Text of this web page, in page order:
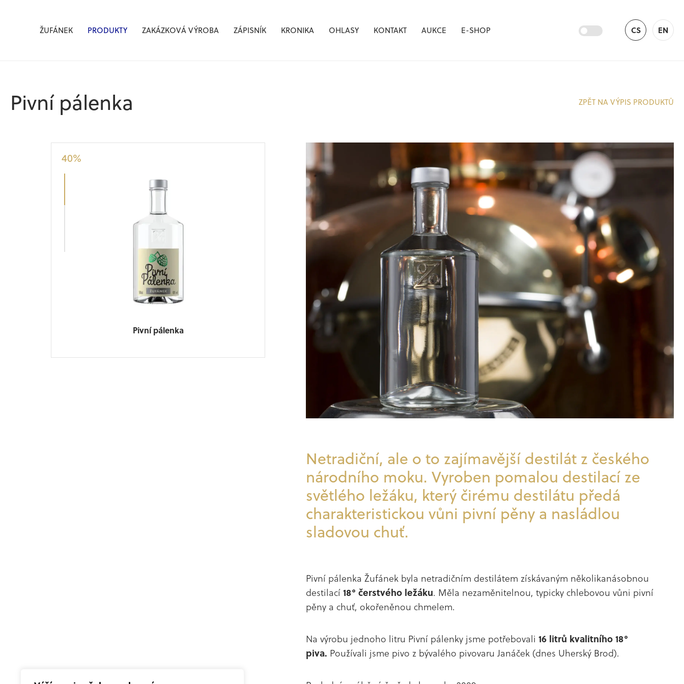
Žufánek.cz
ŽUFÁNEK PRODUKTY ZAKÁZKOVÁ VÝROBA ZÁPISNÍK KRONIKA OHLASY KONTAKT AUKCE E-SHOP CS EN
Pivní pálenka ZPĚT NA VÝPIS PRODUKTŮ
Pivní pálenka
40%
Netradiční, ale o to zajímavější destilát z českého
národního moku. Vyroben pomalou destilací ze
světlého ležáku, který čirému destilátu předá
charakteristickou vůni pivní pěny a nasládlou
sladovou chuť.
Pivní pálenka Žufánek byla netradičním destilátem získávaným několikanásobnou
destilací18° čerstvého ležáku. Měla nezaměnitelnou, typicky chlebovou vůni pivní
pěny a chuť, okořeněnou chmelem.
Na výrobu jednoho litru Pivní pálenky jsme potřebovali16 litrů kvalitního 18°
piva. Používali jsme pivo z bývalého pivovaru Janáček (dnes Uherský Brod).